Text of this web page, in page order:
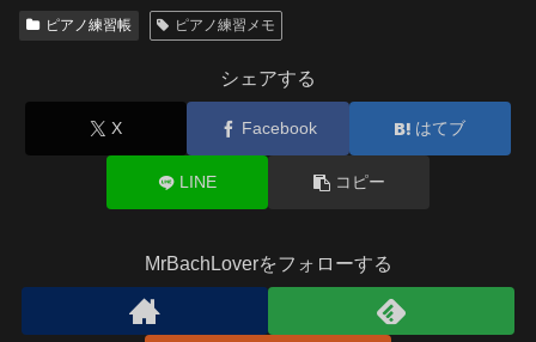
ピアノ練習帳 ピアノ練習メモ
シェアする
X Facebook はてブ
LINE コピー
MrBachLoverをフォローする